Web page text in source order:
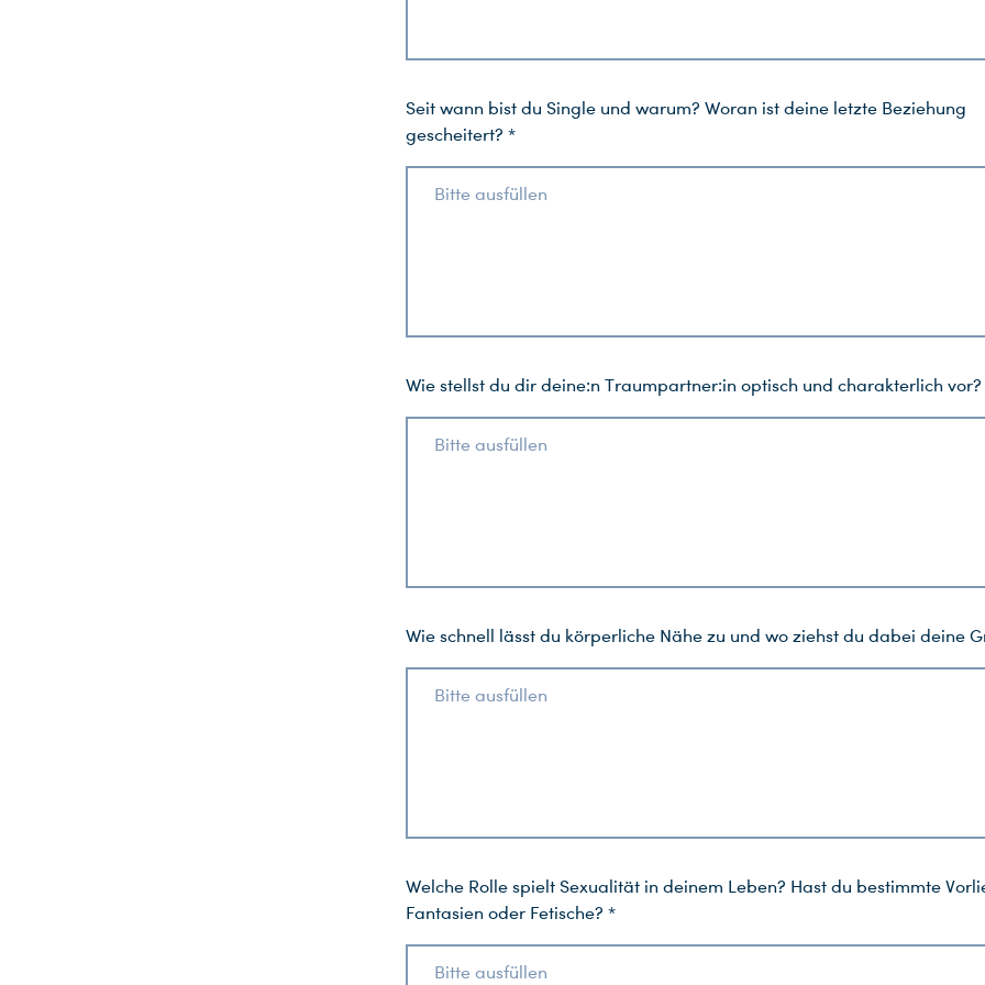
Seit wann bist du Single und warum? Woran ist deine letzte Beziehung
gescheitert? *
Bitte ausfüllen
Wie stellst du dir deine:n Traumpartner:in optisch und charakterlich
Bitte ausfüllen
Wie schnell lässt du körperliche Nähe zu und wo ziehst du dabei deine
Bitte ausfüllen
Welche Rolle spielt Sexualität in deinem Leben? Hast du bestimmte
Fantasien oder Fetische? *
Bitte ausfüllen